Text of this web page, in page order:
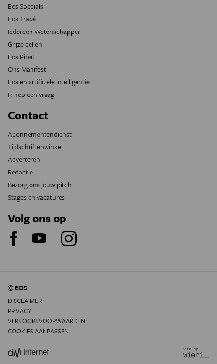
Eos Specials
Eos Tracé
Iedereen Wetenschapper
Grijze cellen
Eos Pipet
Ons Manifest
Eos en artificiële intelligentie
Ik heb een vraag
Contact
Abonnementendienst
Tijdschriftenwinkel
Adverteren
Redactie
Bezorg ons jouw pitch
Stages en vacatures
Volg ons op
© EOS
DISCLAIMER
PRIVACY
VERKOOPSVOORWAARDEN
COOKIES AANPASSEN